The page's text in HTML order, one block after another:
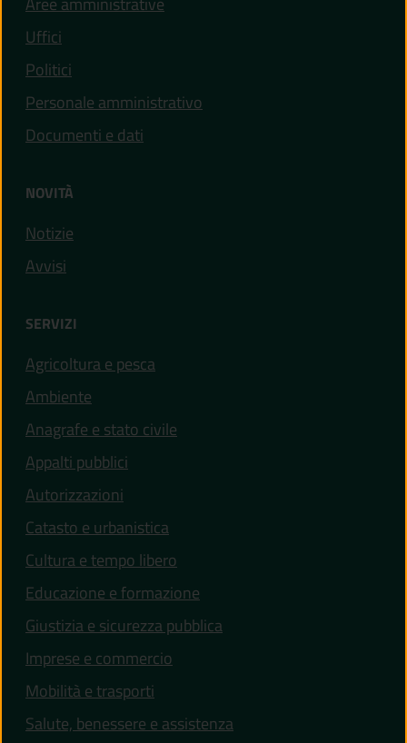
Uffici
Politici
Personale amministrativo
Documenti e dati
NOVITÀ
Notizie
Avvisi
SERVIZI
Agricoltura e pesca
Ambiente
Anagrafe e stato civile
Appalti pubblici
Autorizzazioni
Catasto e urbanistica
Cultura e tempo libero
Educazione e formazione
Giustizia e sicurezza pubblica
Imprese e commercio
Mobilità e trasporti
Salute, benessere e assistenza